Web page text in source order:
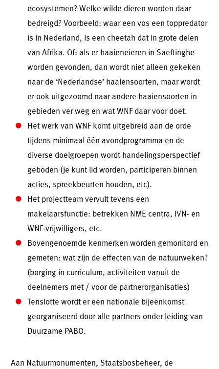
ecosystemen? Welke wilde dieren worden daar
bedreigd? Voorbeeld: waar een vos een toppredator
is in Nederland, is een cheetah dat in grote delen
van Afrika. Of: als er haaieneieren in Saeftinghe
worden gevonden, dan wordt niet alleen gekeken
naar de ‘Nederlandse’ haaiensoorten, maar wordt
er ook uitgezoomd naar andere haaiensoorten in
gebieden ver weg en wat WNF daar voor doet.
Het werk van WNF komt uitgebreid aan de orde
tijdens minimaal één avondprogramma en de
diverse doelgroepen wordt handelingsperspectief
geboden (je kunt lid worden, participeren binnen
acties, spreekbeurten houden, etc).
Het projectteam vervult tevens een
makelaarsfunctie: betrekken NME centra, IVN- en
WNF-vrijwilligers, etc.
Bovengenoemde kenmerken worden gemonitord en
gemeten: wat zijn de effecten van de natuurweken?
(borging in curriculum, activiteiten vanuit de
deelnemers met / voor de partnerorganisaties)
Tenslotte wordt er een nationale bijeenkomst
georganiseerd door alle partners onder leiding van
Duurzame PABO.
Aan Natuurmonumenten, Staatsbosbeheer, de